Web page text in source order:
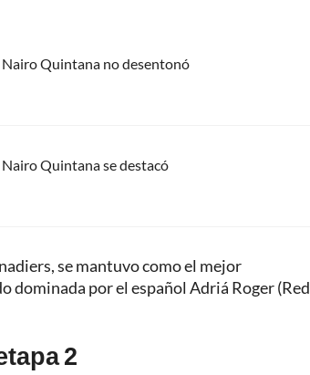
Nairo Quintana no desentonó
Quintana se destacó
se mantuvo como el mejor
dominada por el español Adriá Roger (Red
2